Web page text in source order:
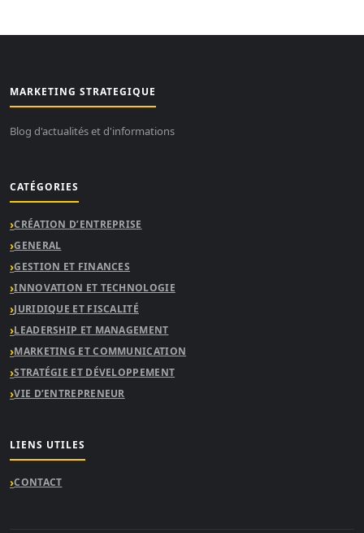
MARKETING STRATEGIQUE
Blog d'actualités et d'informations
CATÉGORIES
CRÉATION D’ENTREPRISE
GENERAL
GESTION ET FINANCES
INNOVATION ET TECHNOLOGIE
JURIDIQUE ET FISCALITÉ
LEADERSHIP ET MANAGEMENT
MARKETING ET COMMUNICATION
STRATÉGIE ET DÉVELOPPEMENT
VIE D’ENTREPRENEUR
LIENS UTILES
CONTACT